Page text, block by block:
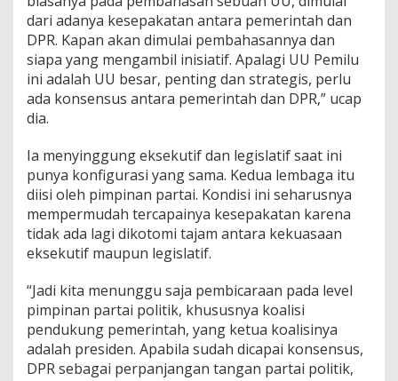
i
a
p
a
n
i
a
o
r
n
y
a
dari adanya kesepakatan antara pemerintah dan
DPR. Kapan akan dimulai pembahasannya dan
siapa yang mengambil inisiatif. Apalagi UU Pemilu
ini adalah UU besar, penting dan strategis, perlu
ada konsensus antara pemerintah dan DPR,” ucap
dia.
Ia menyinggung eksekutif dan legislatif saat ini
punya konfigurasi yang sama. Kedua lembaga itu
diisi oleh pimpinan partai. Kondisi ini seharusnya
mempermudah tercapainya kesepakatan karena
tidak ada lagi dikotomi tajam antara kekuasaan
eksekutif maupun legislatif.
“Jadi kita menunggu saja pembicaraan pada level
pimpinan partai politik, khususnya koalisi
pendukung pemerintah, yang ketua koalisinya
adalah presiden. Apabila sudah dicapai konsensus,
DPR sebagai perpanjangan tangan partai politik,